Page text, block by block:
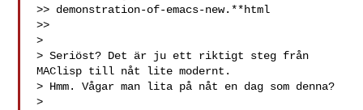
>> demonstration-of-emacs-new.**html
>>
>
> Seriöst? Det är ju ett riktigt steg från
MAClisp till nåt lite modernt.
> Hmm. Vågar man lita på nåt en dag som denna?
>